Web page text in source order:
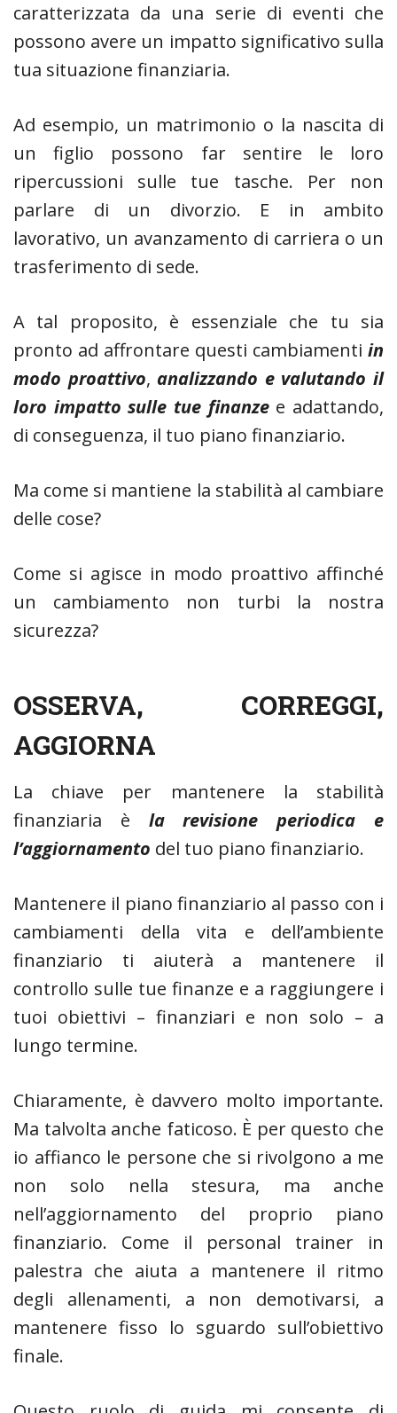
caratterizzata da una serie di eventi che
possono avere un impatto significativo sulla
tua situazione finanziaria.
Ad esempio, un matrimonio o la nascita di
un figlio possono far sentire le loro
ripercussioni sulle tue tasche. Per non
parlare di un divorzio. E in ambito
lavorativo, un avanzamento di carriera o un
trasferimento di sede.
A tal proposito, è essenziale che tu sia
pronto ad affrontare questi cambiamenti in
modo proattivo, analizzando e valutando il
loro impatto sulle tue finanzee adattando,
di conseguenza, il tuo piano finanziario.
Ma come si mantiene la stabilità al cambiare
delle cose?
Come si agisce in modo proattivo affinché
un cambiamento non turbi la nostra
sicurezza?
OSSERVA, CORREGGI,
AGGIORNA
La chiave per mantenere la stabilità
finanziaria è la revisione periodica e
l’aggiornamento del tuo piano finanziario.
Mantenere il piano finanziario al passo con i
cambiamenti della vita e dell’ambiente
finanziario ti aiuterà a mantenere il
controllo sulle tue finanze e a raggiungere i
tuoi obiettivi – finanziari e non solo – a
lungo termine.
Chiaramente, è davvero molto importante.
Ma talvolta anche faticoso. È per questo che
io affianco le persone che si rivolgono a me
non solo nella stesura, ma anche
nell’aggiornamento del proprio piano
finanziario. Come il personal trainer in
palestra che aiuta a mantenere il ritmo
degli allenamenti, a non demotivarsi, a
mantenere fisso lo sguardo sull’obiettivo
finale.